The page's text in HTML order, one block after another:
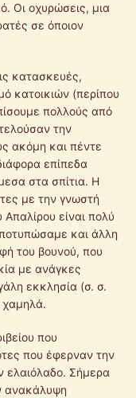
Οι οχυρώσεις, μια
σε όποιον
κατασκευές,
κατοικιών (περίπου
πολλούς από
την
ακόμη και πέντε
επίπεδα
στα σπίτια. Η
με την γνωστή
είναι πολύ
και άλλη
του βουνού, που
με ανάγκες
εκκλησία (σ. σ.
χαμηλά.
που
που έφερναν την
ελαιόλαδο. Σήμερα
ανακάλυψη